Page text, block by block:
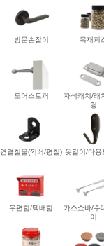
방문손잡이 목재피
도어스토퍼
자석캐치/래
링
연결철물(꺽쇠/평철) 옷걸이/다용
우편함/택배함
가스쇼바/수
이